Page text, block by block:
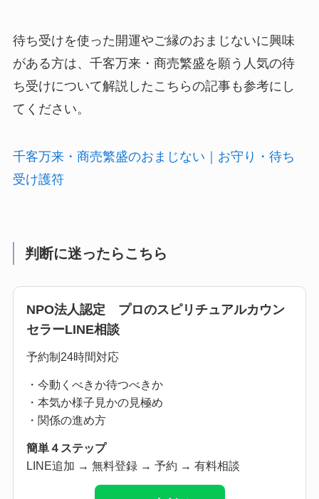
待ち受けを使った開運やご縁のおまじないに興味
がある方は、千客万来・商売繁盛を願う人気の待
ち受けについて解説したこちらの記事も参考にし
てください。
千客万来・商売繁盛のおまじない｜お守り・待ち
受け護符
判断に迷ったらこちら
NPO法人認定 プロのスピリチュアルカウン
セラーLINE相談
予約制24時間対応
・今動くべきか待つべきか
・本気か様子見かの見極め
・関係の進め方
簡単４ステップ
LINE追加 → 無料登録 → 予約 → 有料相談